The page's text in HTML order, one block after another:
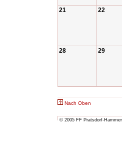
21 22
28 29
Nach Oben
© 2005 FF Pratsdorf-